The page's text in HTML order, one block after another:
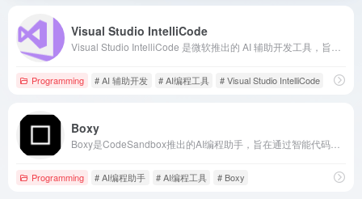
Visual Studio IntelliCode
Programming # AI 辅助开发 # AI编程工具 # Visual Studio IntelliCode
Boxy
Programming # AI编程助手 # AI编程工具 # Boxy